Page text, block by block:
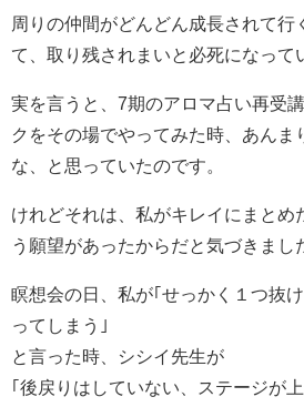
周りの仲間がどんどん成長されて行
て、取り残されまいと必死になって
実を言うと、7期のアロマ占い再受
クをその場でやってみた時、あんま
な、と思っていたのです。
けれどそれは、私がキレイにまとめ
う願望があったからだと気づきまし
瞑想会の日、私が｢せっかく１つ抜
ってしまう｣
と言った時、シシイ先生が
｢後戻りはしていない、ステージが